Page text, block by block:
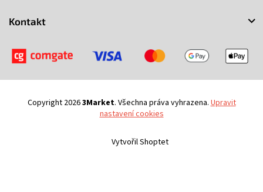
Kontakt
Vytvořil Shoptet
Copyright 20263Market. Všechna práva vyhrazena. Upravit
nastavení cookies